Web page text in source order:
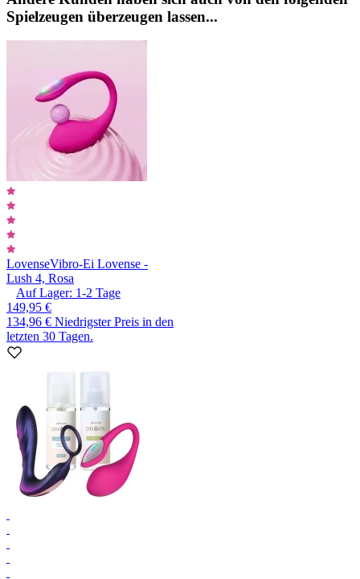
Spielzeugen überzeugen lassen...
LovenseVibro-Ei Lovense -
Lush 4, Rosa
Auf Lager: 1-2 Tage
149,95 €
134,96 € Niedrigster Preis in den
letzten 30 Tagen.